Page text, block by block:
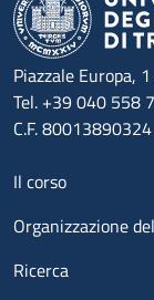
Piazzale Europa,
Tel. +39 040 558
C.F.
Menu footer 1
Il corso
Organizzazione
Ricerca